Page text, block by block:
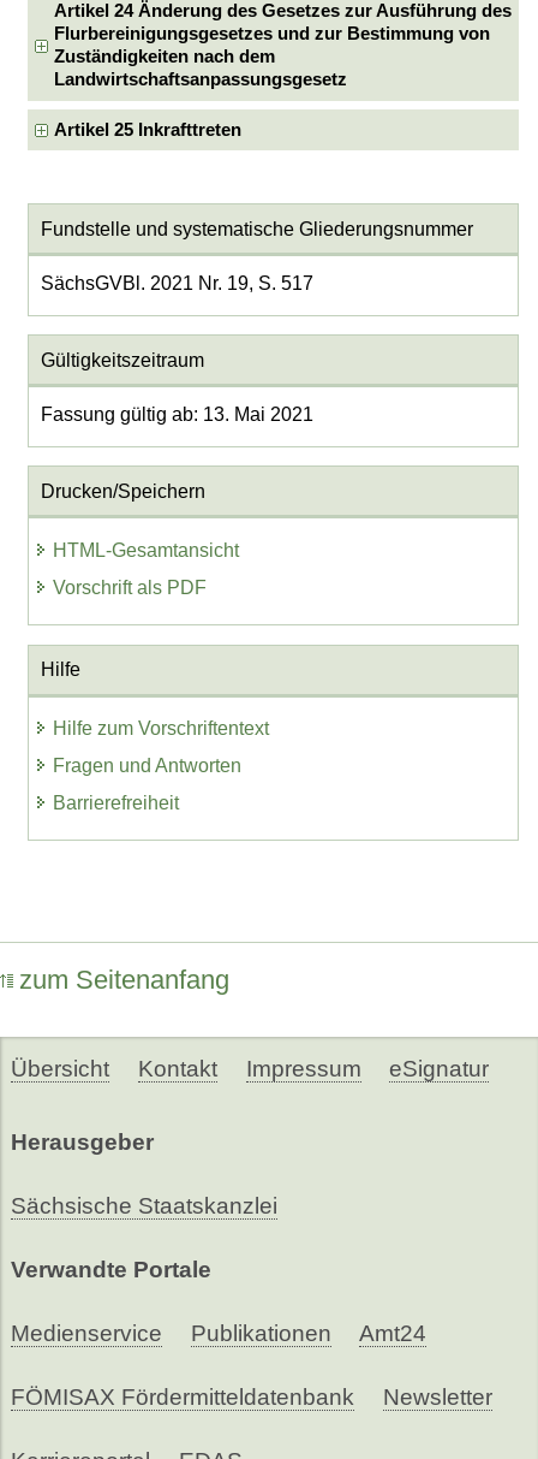
Artikel 24 Änderung des Gesetzes zur Ausführung des
Flurbereinigungsgesetzes und zur Bestimmung von
Zuständigkeiten nach dem
Landwirtschaftsanpassungsgesetz
Artikel 25 Inkrafttreten
Fundstelle und systematische Gliederungsnummer
SächsGVBl. 2021 Nr. 19, S. 517
Gültigkeitszeitraum
Fassung gültig ab: 13. Mai 2021
Drucken/Speichern
HTML-Gesamtansicht
Vorschrift als PDF
Hilfe
Hilfe zum Vorschriftentext
Fragen und Antworten
Barrierefreiheit
zum Seitenanfang
Übersicht Kontakt Impressum eSignatur
Herausgeber
Sächsische Staatskanzlei
Verwandte Portale
Medienservice Publikationen Amt24
FÖMISAX Fördermitteldatenbank Newsletter